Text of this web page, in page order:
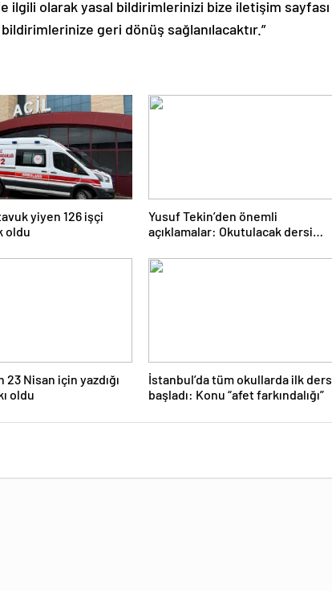
ilgili olarak yasal bildirimlerinizi bize iletişim sayfası
geri dönüş sağlanılacaktır.”
yiyen 126 işçi
oldu
Yusuf Tekin’den önemli
açıklamalar: Okutulacak dersi
değişikliği masada
23 Nisan için yazdığı
oldu
İstanbul’da tüm okullarda ilk ders
başladı: Konu “afet farkındalığı”